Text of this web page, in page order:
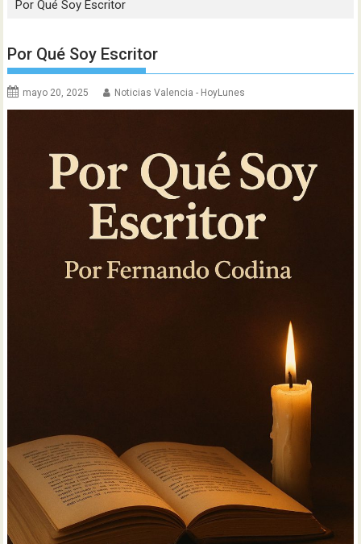
Por Qué Soy Escritor
Por Qué Soy Escritor
mayo 20, 2025 Noticias Valencia - HoyLunes